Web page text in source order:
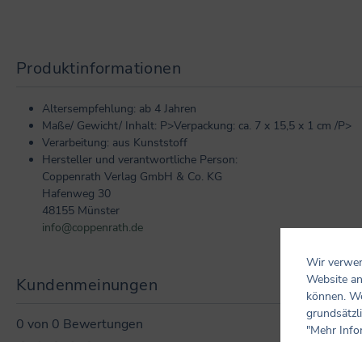
Produktinformationen
Altersempfehlung: ab 4 Jahren
Maße/ Gewicht/ Inhalt: P>Verpackung: ca. 7 x 15,5 x 1 cm /P>
Verarbeitung: aus Kunststoff
Hersteller und verantwortliche Person:
Coppenrath Verlag GmbH & Co. KG
Hafenweg 30
48155 Münster
info@coppenrath.de
Kundenmeinungen
0 von 0 Bewertungen
Wir
Website
können.
"Mehr